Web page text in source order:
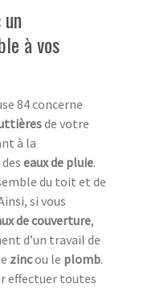
à vos
84 concerne
de votre
à la
des eaux de pluie.
du toit et de
si vous
de couverture,
d’un travail de
zincou le plomb.
effectuer toutes